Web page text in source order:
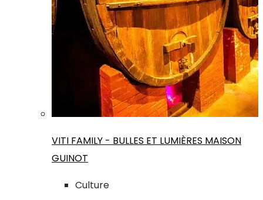
VITI FAMILY - BULLES ET LUMIÈRES MAISON
GUINOT
Culture